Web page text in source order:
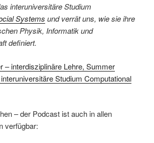
interuniversitäre Studium
Systems und verrät uns, wie sie ihre
Physik, Informatik und
definiert.
– interdisziplinäre Lehre, Summer
Studium Computational
– der Podcast ist auch in allen
verfügbar: